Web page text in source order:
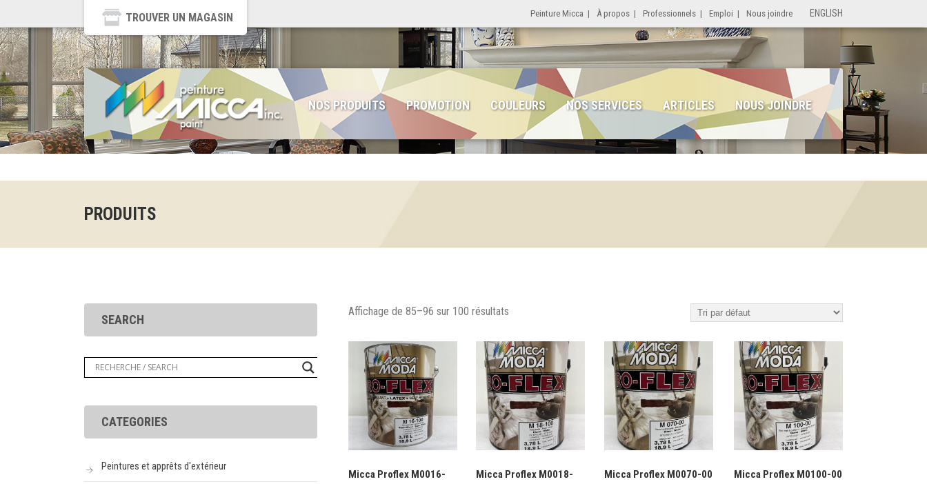
TROUVER UN MAGASIN Peinture Micca | À propos | Professionnels | Emploi | Nous joindre ENGLISH
NOS PRODUITS PROMOTION COULEURS NOS SERVICES ARTICLES NOUS JOINDRE
PRODUITS
Affichage de 85–96 sur 100 résultats
Micca Proflex M0016-
Micca Proflex M0018-
Micca Proflex M0070-00 Micca Proflex M0100-00
SEARCH
CATEGORIES
Peintures et apprêts d'extérieur